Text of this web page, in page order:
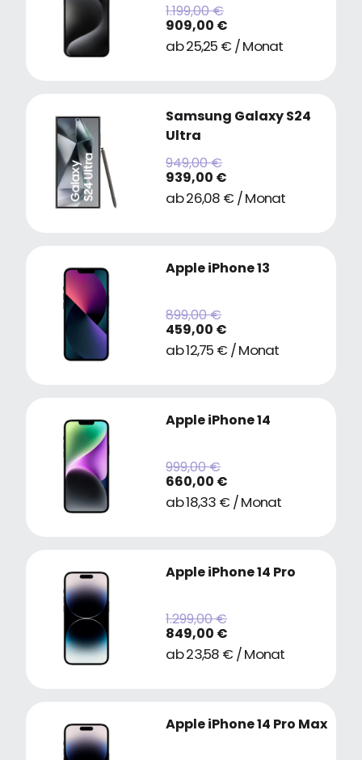
1.199,00 €
909,00 €
ab 25,25 € / Monat
Samsung Galaxy S24
Ultra
949,00 €
939,00 €
ab 26,08 € / Monat
Apple iPhone 13
899,00 €
459,00 €
ab 12,75 € / Monat
Apple iPhone 14
999,00 €
660,00 €
ab 18,33 € / Monat
Apple iPhone 14 Pro
1.299,00 €
849,00 €
ab 23,58 € / Monat
Apple iPhone 14 Pro Max